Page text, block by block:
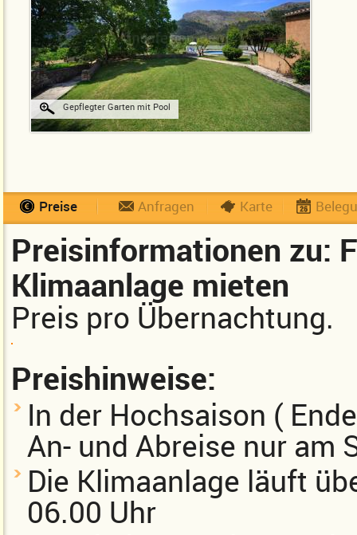
Gepflegter Garten mit Pool
Preise Anfragen Karte
Preisinformationen zu:
Klimaanlage mieten
Preis pro Übernachtung.
Preishinweise:
In der Hochsaison (
An- und Abreise nur am
Die Klimaanlage läuft
06.00 Uhr